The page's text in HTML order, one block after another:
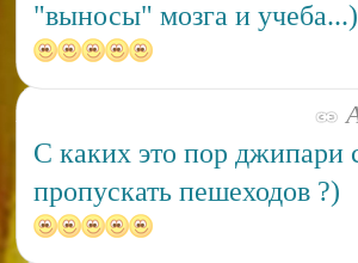
"выносы" мозга и учеба...)
С каких это пор джипари
пропускать пешеходов ?)